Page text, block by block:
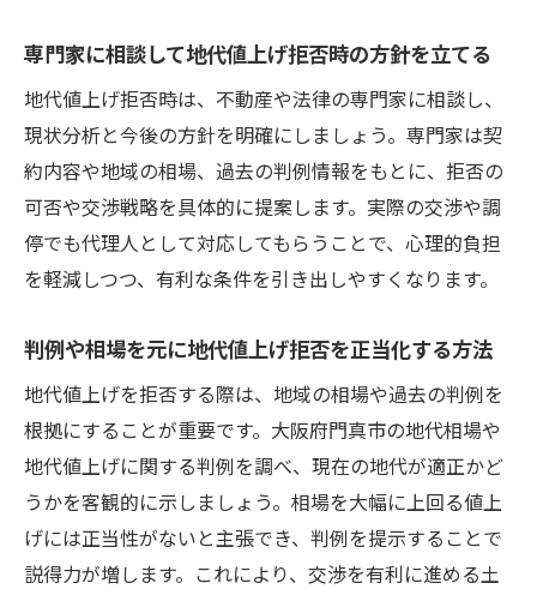
専門家に相談して地代値上げ拒否時の方針を立てる
地代値上げ拒否時は、不動産や法律の専門家に相談し、
現状分析と今後の方針を明確にしましょう。専門家は契
約内容や地域の相場、過去の判例情報をもとに、拒否の
可否や交渉戦略を具体的に提案します。実際の交渉や調
停でも代理人として対応してもらうことで、心理的負担
を軽減しつつ、有利な条件を引き出しやすくなります。
判例や相場を元に地代値上げ拒否を正当化する方法
地代値上げを拒否する際は、地域の相場や過去の判例を
根拠にすることが重要です。大阪府門真市の地代相場や
地代値上げに関する判例を調べ、現在の地代が適正かど
うかを客観的に示しましょう。相場を大幅に上回る値上
げには正当性がないと主張でき、判例を提示することで
説得力が増します。これにより、交渉を有利に進める土